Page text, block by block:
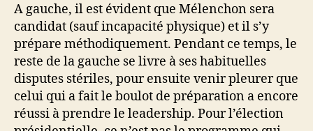
A gauche, il est évident que Mélenchon sera
candidat (sauf incapacité physique) et il s’y
prépare méthodiquement. Pendant ce temps, le
reste de la gauche se livre à ses habituelles
disputes stériles, pour ensuite venir pleurer que
celui qui a fait le boulot de préparation a encore
réussi à prendre le leadership. Pour l’élection